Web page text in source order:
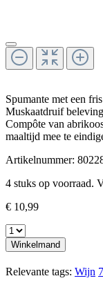
Spumante met een
Muskaatdruif
Compôte van
maaltijd mee te
Artikelnummer:
4 stuks op voorraad.
€ 10,99
Winkelmand
Relevante tags: Wijn